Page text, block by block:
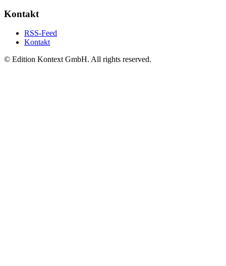
Kontakt
RSS-Feed
Kontakt
© Edition Kontext GmbH. All rights reserved.